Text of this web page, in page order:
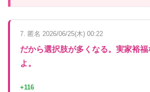
7. 匿名 2026/06/25(木) 00:22
だから選択肢が多くなる。実家裕
よ。
+116